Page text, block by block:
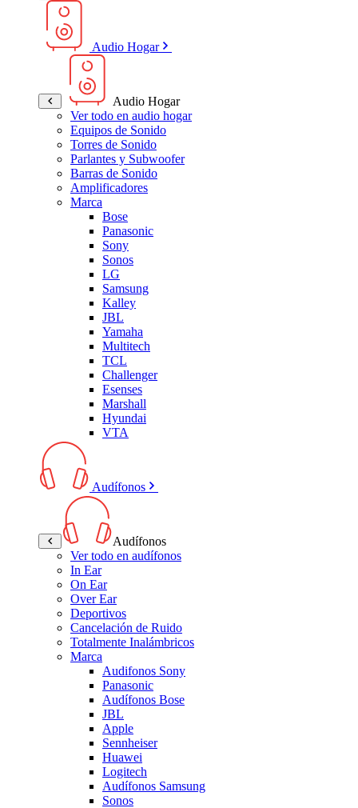
Audio Hogar
Audio Hogar
Ver todo en audio hogar
Equipos de Sonido
Torres de Sonido
Parlantes y Subwoofer
Barras de Sonido
Amplificadores
Marca
Bose
Panasonic
Sony
Sonos
LG
Samsung
Kalley
JBL
Yamaha
Multitech
TCL
Challenger
Esenses
Marshall
Hyundai
VTA
Audífonos
Audífonos
Ver todo en audífonos
In Ear
On Ear
Over Ear
Deportivos
Cancelación de Ruido
Totalmente Inalámbricos
Marca
Audifonos Sony
Panasonic
Audífonos Bose
JBL
Apple
Sennheiser
Huawei
Logitech
Audífonos Samsung
Sonos